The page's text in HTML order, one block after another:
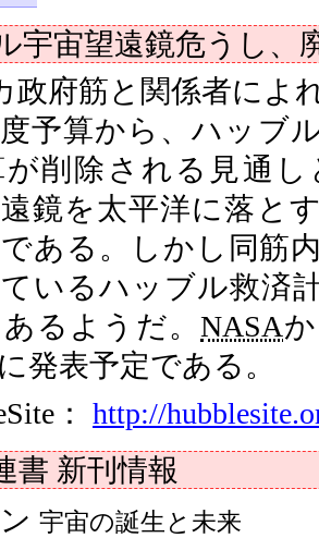
宇宙望遠鏡危うし、
政府筋と関係者によ
予算から、ハッブ
削除される見通
鏡を太平洋に落と
ある。しかし同筋
いるハッブル救済
るようだ。 NASA
発表予定である。
： http://
書 新刊情報
宇宙の誕生と未来